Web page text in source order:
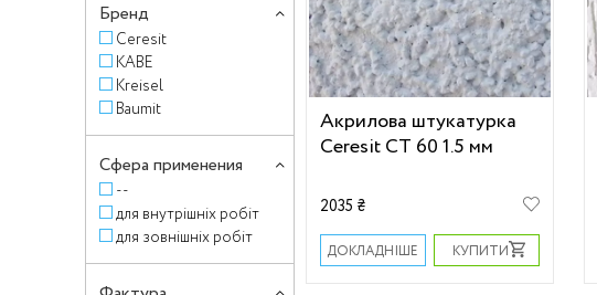
Бренд
Ceresit
KABE
Kreisel
Baumit
Сфера применения
--
для внутрішніх робіт
для зовнішніх робіт
Акрилова штукатурка
Ceresit СТ 60 1.5 мм
2035 ₴
ДОКЛАДНІШЕ КУПИТИ